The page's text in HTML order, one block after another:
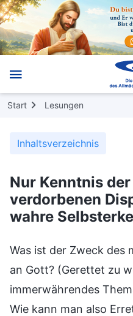
Start Lesungen
Inhaltsverzeichnis
Nur Kenntnis
verdorbenen
wahre
Was ist der Zweck des
an Gott? (Gerettet zu
immerwährendes
Wie kann man also